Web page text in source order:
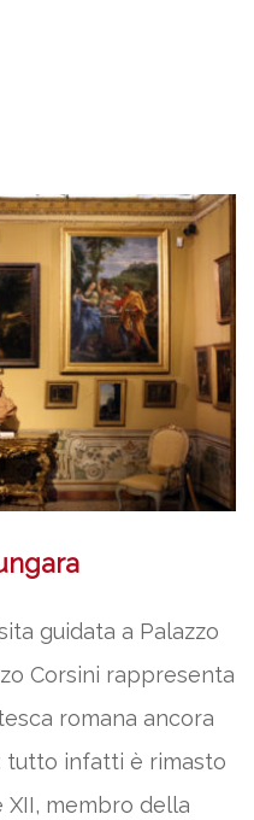
guidata a Palazzo
Corsini rappresenta
romana ancora
tutto infatti è rimasto
membro della